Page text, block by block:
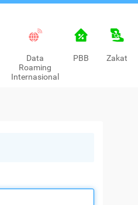
Data
Roaming
Internasional
PBB Zakat